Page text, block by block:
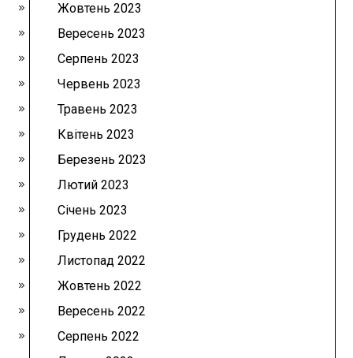
Жовтень 2023
Вересень 2023
Серпень 2023
Червень 2023
Травень 2023
Квітень 2023
Березень 2023
Лютий 2023
Січень 2023
Грудень 2022
Листопад 2022
Жовтень 2022
Вересень 2022
Серпень 2022